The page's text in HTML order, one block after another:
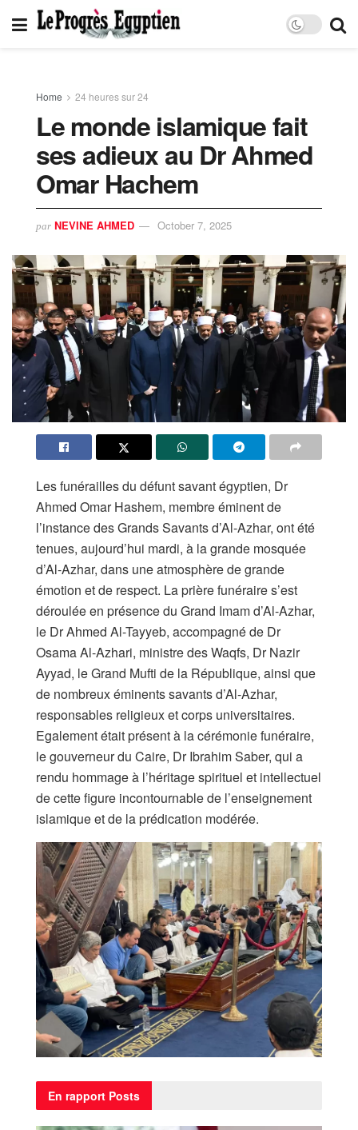
Home 24 heures sur 24
Le monde islamique fait
ses adieux au Dr Ahmed
Omar Hachem
par NEVINE AHMED October 7, 2025
Les funérailles du défunt savant égyptien, Dr
Ahmed Omar Hashem, membre éminent de
l’instance des Grands Savants d’Al-Azhar, ont été
tenues, aujourd’hui mardi, à la grande mosquée
d’Al-Azhar, dans une atmosphère de grande
émotion et de respect. La prière funéraire s’est
déroulée en présence du Grand Imam d’Al-Azhar,
le Dr Ahmed Al-Tayyeb, accompagné de Dr
Osama Al-Azhari, ministre des Waqfs, Dr Nazir
Ayyad, le Grand Mufti de la République, ainsi que
de nombreux éminents savants d’Al-Azhar,
responsables religieux et corps universitaires.
Egalement était présent à la cérémonie funéraire,
le gouverneur du Caire, Dr Ibrahim Saber, qui a
rendu hommage à l’héritage spirituel et intellectuel
de cette figure incontournable de l’enseignement
islamique et de la prédication modérée.
En rapport Posts